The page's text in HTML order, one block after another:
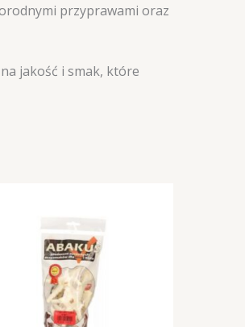
przyprawami oraz
jakość i smak, które